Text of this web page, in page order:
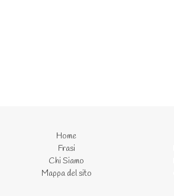
Home
Frasi
Chi Siamo
Mappa del sito